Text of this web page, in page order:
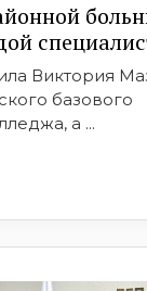
Виктория
базового
а ...